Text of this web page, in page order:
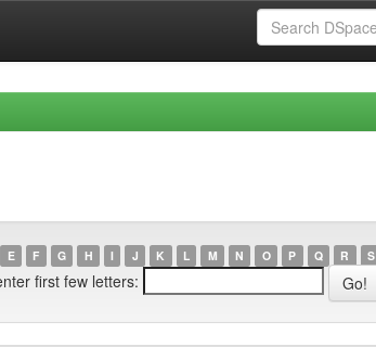
E F G H I J K L M N O P Q R S
first few letters: